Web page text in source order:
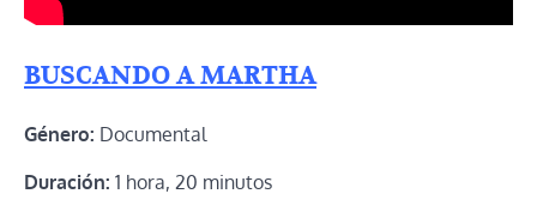
BUSCANDO A MARTHA
Género: Documental
Duración: 1 hora, 20 minutos